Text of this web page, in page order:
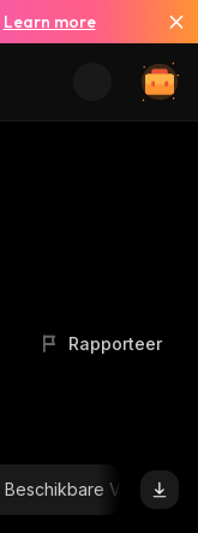
Learn more
Rapporteer
Beschikbare Voorraad